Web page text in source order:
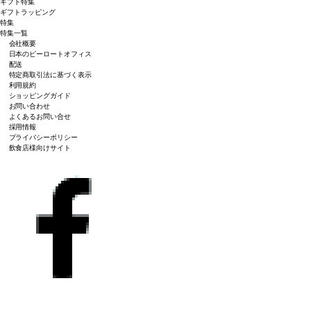
ギフトラッピング
特集
特集一覧
会社概要
日本のピーロートオフィス
配送
特定商取引法に基づく表示
利用規約
ショッピングガイド
お問い合わせ
よくあるお問い合せ
採用情報
プライバシーポリシー
飲食店様向けサイト